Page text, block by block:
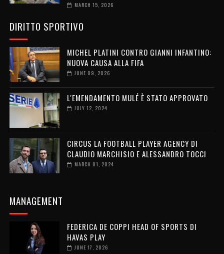
MARCH 15, 2026
DIRITTO SPORTIVO
MICHEL PLATINI CONTRO GIANNI INFANTINO:
NUOVA CAUSA ALLA FIFA
JUNE 09, 2026
L'EMENDAMENTO MULÉ È STATO APPROVATO
JULY 12, 2024
CIRCUS LA FOOTBALL PLAYER AGENCY DI
CLAUDIO MARCHISIO E ALESSANDRO TOCCI
MARCH 01, 2024
MANAGEMENT
FEDERICA DE COPPI HEAD OF SPORTS DI
HAVAS PLAY
JUNE 17, 2026